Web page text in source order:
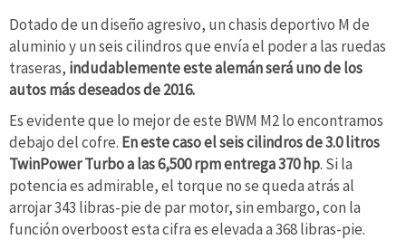
Dotado de un diseño agresivo, un chasis deportivo M de
aluminio y un seis cilindros que envía el poder a las ruedas
traseras, indudablemente este alemán será uno de los
autos más deseados de 2016.
Es evidente que lo mejor de este BWM M2 lo encontramos
debajo del cofre. En este caso el seis cilindros de 3.0 litros
TwinPower Turbo a las 6,500 rpm entrega 370 hp. Si la
potencia es admirable, el torque no se queda atrás al
arrojar 343 libras-pie de par motor, sin embargo, con la
función overboost esta cifra es elevada a 368 libras-pie.